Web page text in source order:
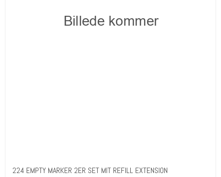
224 EMPTY MARKER 2ER SET MIT REFILL EXTENSION